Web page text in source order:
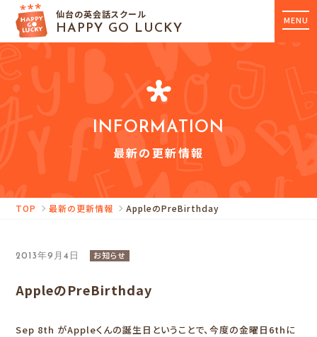
MENU
仙台の英会話スクール
HAPPY GO LUCKY
INFORMATION
最新の更新情報
TOP 最新の更新情報 AppleのPreBirthday
2013年9月4日 お知らせ
AppleのPreBirthday
Sep 8th がAppleくんの誕生日ということで、今度の金曜日6thに